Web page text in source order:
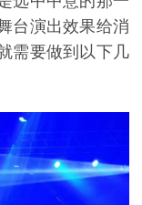
台演出效果给消
需要做到以下几